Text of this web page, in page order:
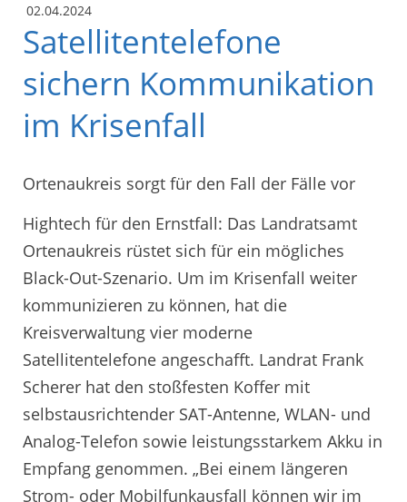
02.04.2024
Satellitentelefone
sichern Kommunikation
im Krisenfall
Ortenaukreis sorgt für den Fall der Fälle vor
Hightech für den Ernstfall: Das Landratsamt
Ortenaukreis rüstet sich für ein mögliches
Black-Out-Szenario. Um im Krisenfall weiter
kommunizieren zu können, hat die
Kreisverwaltung vier moderne
Satellitentelefone angeschafft. Landrat Frank
Scherer hat den stoßfesten Koffer mit
selbstausrichtender SAT-Antenne, WLAN- und
Analog-Telefon sowie leistungsstarkem Akku in
Empfang genommen. „Bei einem längeren
Strom- oder Mobilfunkausfall können wir im